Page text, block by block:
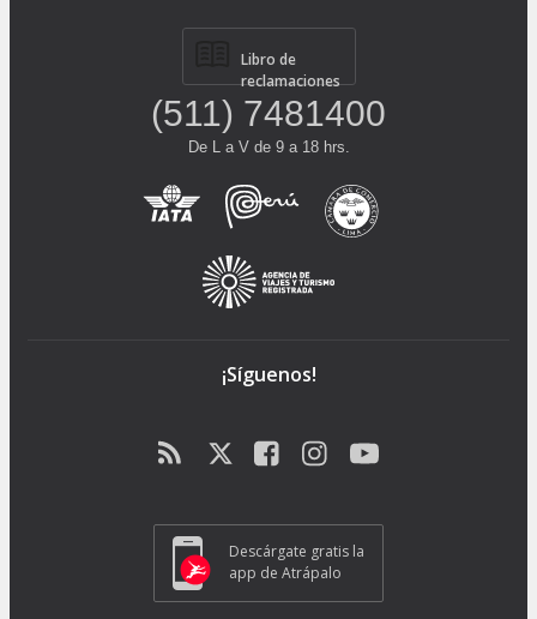
Libro de
reclamaciones
(511) 7481400
De L a V de 9 a 18 hrs.
¡Síguenos!
Descárgate gratis la
app de Atrápalo